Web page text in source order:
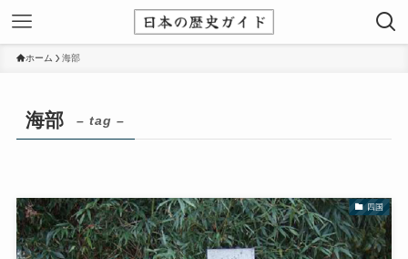
ホーム 海部
海部 – tag –
四国